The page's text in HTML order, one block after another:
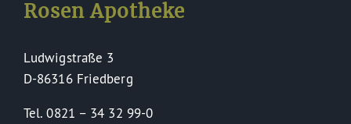
Rosen Apotheke
Ludwigstraße 3
D-86316 Friedberg
Tel. 0821 – 34 32 99-0